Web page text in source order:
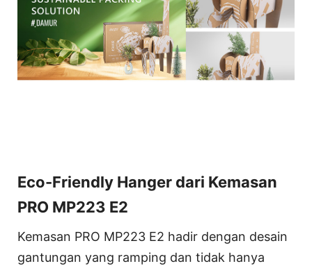
Eco-Friendly Hanger dari Kemasan
PRO MP223 E2
Kemasan PRO MP223 E2 hadir dengan desain
gantungan yang ramping dan tidak hanya